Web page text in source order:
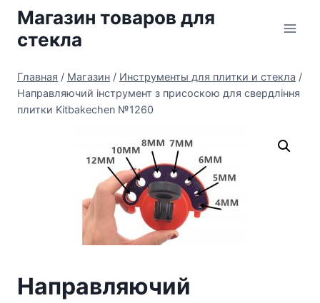
Перейти
содержимому
Магазин товаров для
стекла
Главная / Магазин / Инструменты для плитки и стекла /
Направляючий інструмент з присоскою для свердління
плитки Kitbakechen №1260
Направляючий